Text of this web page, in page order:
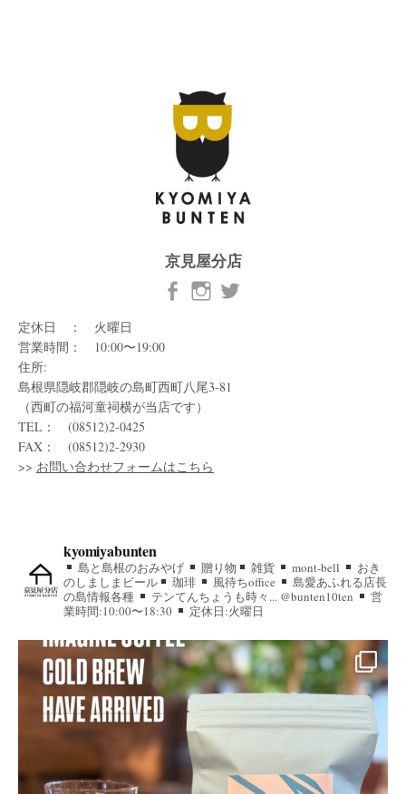
京見屋分店
定休日 ： 火曜日
営業時間： 10:00〜19:00
住所:
島根県隠岐郡隠岐の島町西町八尾3-81
（西町の福河童祠横が当店です）
TEL： (08512)2-0425
FAX： (08512)2-2930
>> お問い合わせフォームはこちら
kyomiyabunten
島と島根のおみやげ 贈り物 雑貨 mont-bell
おき
のしましまビール
珈琲 風待ちoffice
島愛あふれる店長
の島情報各種
テンてんちょうも時々... @bunten10ten
営
業時間:10:00〜18:30
定休日:火曜日